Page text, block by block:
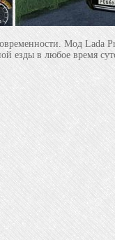
Мод Lada
езды в любое время